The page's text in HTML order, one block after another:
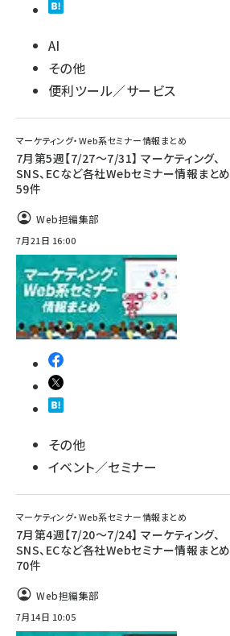
AI
その他
便利ツール／サービス
マーケティング・Web系セミナー情報まとめ
7月第5週【7/27～7/31】 マーケティング、
SNS、ECなど各社Webセミナー情報まとめ
59件
Web担編集部
7月21日 16:00
その他
イベント／セミナー
マーケティング・Web系セミナー情報まとめ
7月第4週【7/20～7/24】 マーケティング、
SNS、ECなど各社Webセミナー情報まとめ
70件
Web担編集部
7月14日 10:05